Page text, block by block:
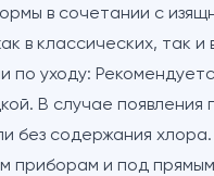
в сочетании с
в классических, так
по уходу:
В случае
без содержания
приборам и под